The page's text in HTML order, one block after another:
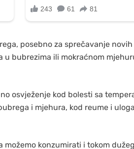
posebno za sprečavanje
u bubrezima ili mokraćnom
osvježenje kod bolesti sa
i mjehura, kod reume i
konzumirati i tokom